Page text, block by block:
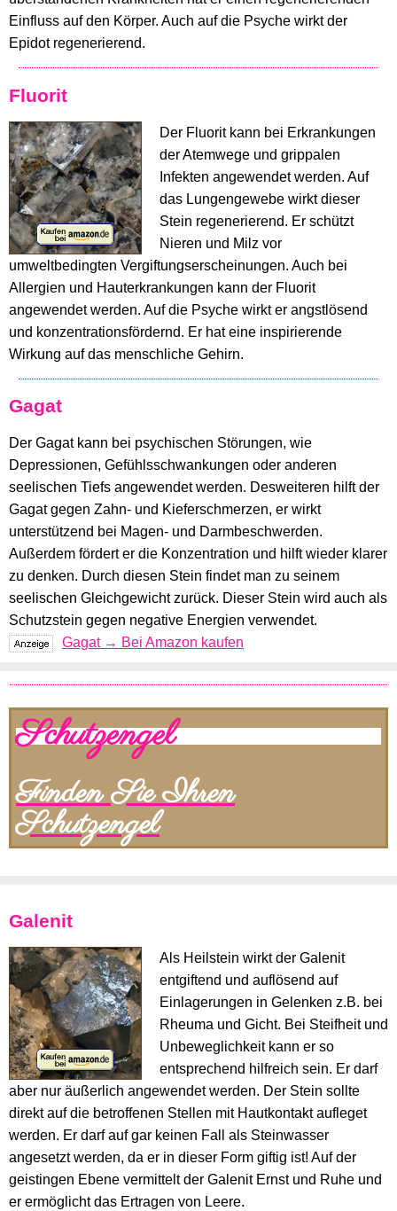
Einfluss auf den Körper. Auch auf die Psyche wirkt der
Epidot regenerierend.
Fluorit
Der Fluorit kann bei Erkrankungen
der Atemwege und grippalen
Infekten angewendet werden. Auf
das Lungengewebe wirkt dieser
Stein regenerierend. Er schützt
Nieren und Milz vor
umweltbedingten Vergiftungserscheinungen. Auch bei
Allergien und Hauterkrankungen kann der Fluorit
angewendet werden. Auf die Psyche wirkt er angstlösend
und konzentrationsfördernd. Er hat eine inspirierende
Wirkung auf das menschliche Gehirn.
Gagat
Der Gagat kann bei psychischen Störungen, wie
Depressionen, Gefühlsschwankungen oder anderen
seelischen Tiefs angewendet werden. Desweiteren hilft der
Gagat gegen Zahn- und Kieferschmerzen, er wirkt
unterstützend bei Magen- und Darmbeschwerden.
Außerdem fördert er die Konzentration und hilft wieder klarer
zu denken. Durch diesen Stein findet man zu seinem
seelischen Gleichgewicht zurück. Dieser Stein wird auch als
Schutzstein gegen negative Energien verwendet.
Gagat → Bei Amazon kaufen
Schutzengel
Finden Sie Ihren
Schutzengel
Galenit
Als Heilstein wirkt der Galenit
entgiftend und auflösend auf
Einlagerungen in Gelenken z.B. bei
Rheuma und Gicht. Bei Steifheit und
Unbeweglichkeit kann er so
entsprechend hilfreich sein. Er darf
aber nur äußerlich angewendet werden. Der Stein sollte
direkt auf die betroffenen Stellen mit Hautkontakt aufleget
werden. Er darf auf gar keinen Fall als Steinwasser
angesetzt werden, da er in dieser Form giftig ist! Auf der
geistingen Ebene vermittelt der Galenit Ernst und Ruhe und
er ermöglicht das Ertragen von Leere.